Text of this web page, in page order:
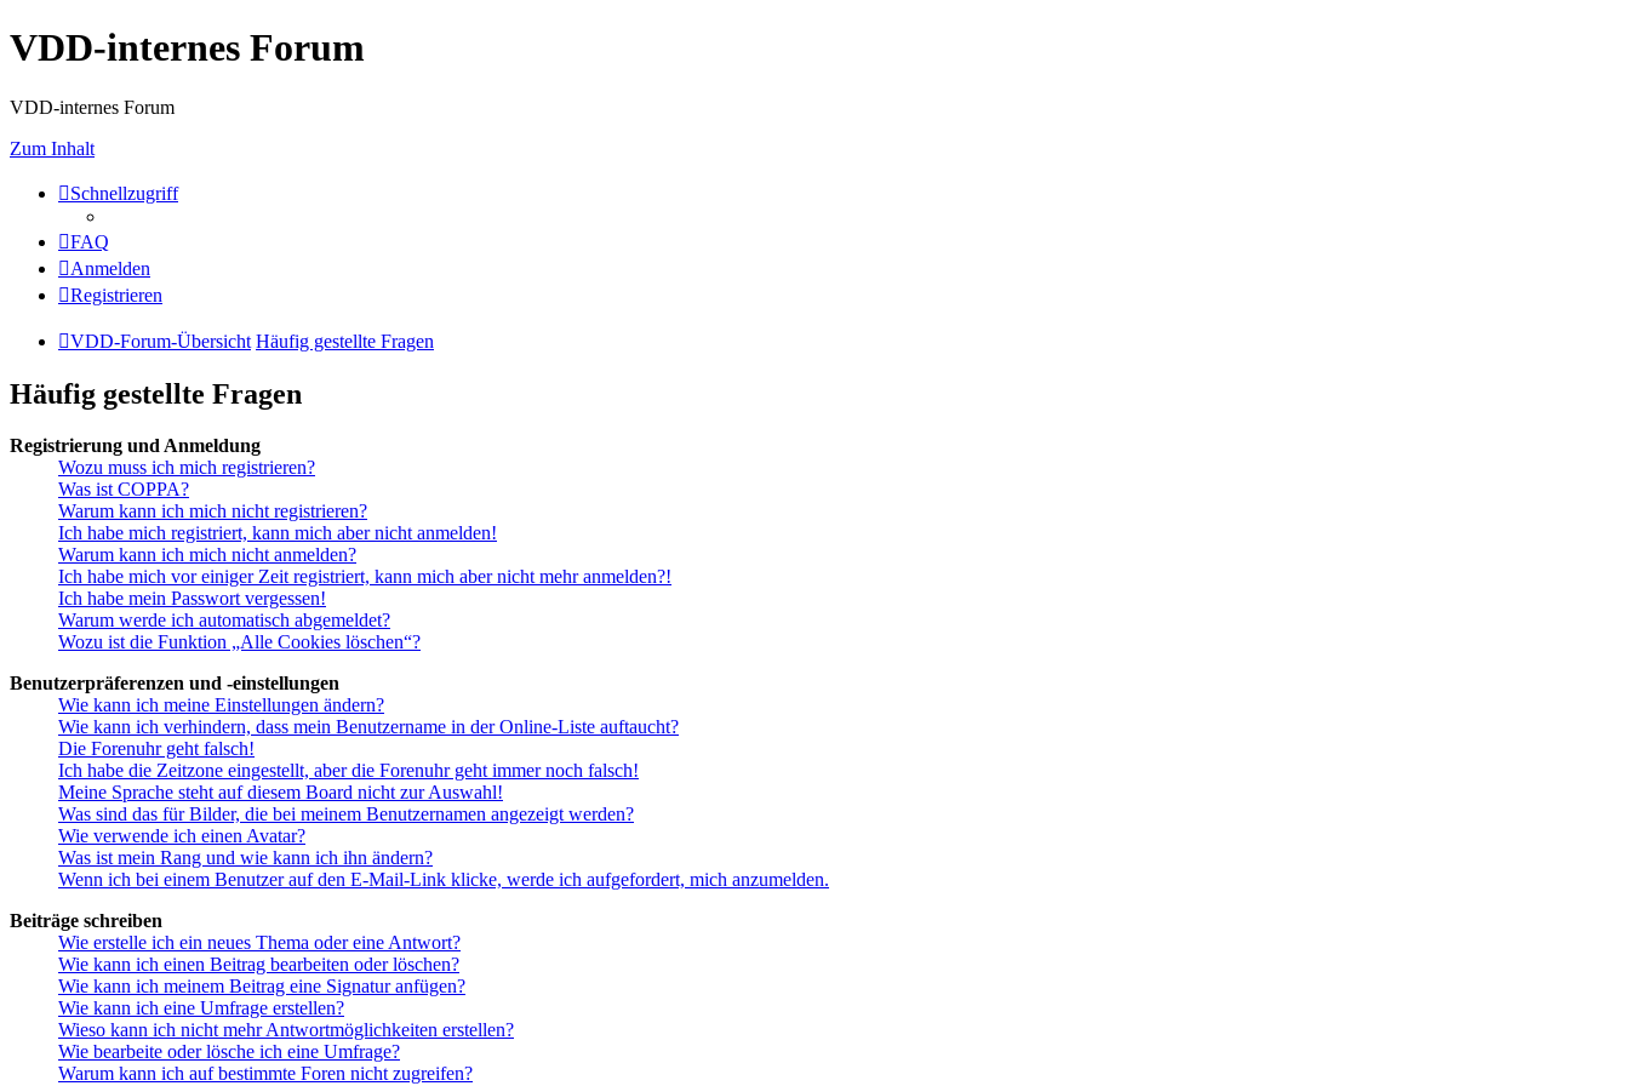
VDD-internes Forum
VDD-internes Forum
Zum Inhalt
Schnellzugriff
FAQ
Anmelden
Registrieren
VDD-Forum-Übersicht Häufig gestellte Fragen
Häufig gestellte Fragen
Registrierung und Anmeldung
Wozu muss ich mich registrieren?
Was ist COPPA?
Warum kann ich mich nicht registrieren?
Ich habe mich registriert, kann mich aber nicht anmelden!
Warum kann ich mich nicht anmelden?
Ich habe mich vor einiger Zeit registriert, kann mich aber nicht mehr anmelden?!
Ich habe mein Passwort vergessen!
Warum werde ich automatisch abgemeldet?
Wozu ist die Funktion „Alle Cookies löschen“?
Benutzerpräferenzen und -einstellungen
Wie kann ich meine Einstellungen ändern?
Wie kann ich verhindern, dass mein Benutzername in der Online-Liste auftaucht?
Die Forenuhr geht falsch!
Ich habe die Zeitzone eingestellt, aber die Forenuhr geht immer noch falsch!
Meine Sprache steht auf diesem Board nicht zur Auswahl!
Was sind das für Bilder, die bei meinem Benutzernamen angezeigt werden?
Wie verwende ich einen Avatar?
Was ist mein Rang und wie kann ich ihn ändern?
Wenn ich bei einem Benutzer auf den E-Mail-Link klicke, werde ich aufgefordert, mich anzumelden.
Beiträge schreiben
Wie erstelle ich ein neues Thema oder eine Antwort?
Wie kann ich einen Beitrag bearbeiten oder löschen?
Wie kann ich meinem Beitrag eine Signatur anfügen?
Wie kann ich eine Umfrage erstellen?
Wieso kann ich nicht mehr Antwortmöglichkeiten erstellen?
Wie bearbeite oder lösche ich eine Umfrage?
Warum kann ich auf bestimmte Foren nicht zugreifen?